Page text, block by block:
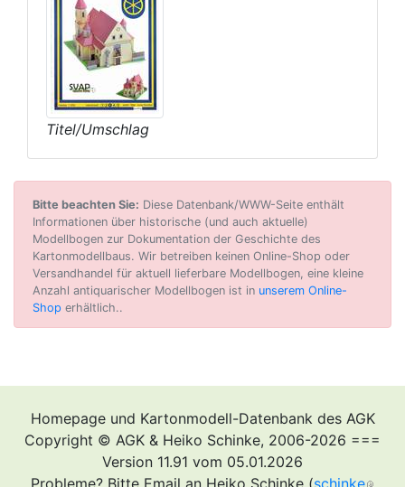
Titel/Umschlag
Bitte beachten Sie: Diese Datenbank/WWW-Seite enthält
Informationen über historische (und auch aktuelle)
Modellbogen zur Dokumentation der Geschichte des
Kartonmodellbaus. Wir betreiben keinen Online-Shop oder
Versandhandel für aktuell lieferbare Modellbogen, eine kleine
Anzahl antiquarischer Modellbogen ist in unserem Online-
Shop erhältlich..
Homepage und Kartonmodell-Datenbank des AGK
Copyright © AGK & Heiko Schinke, 2006-2026 ===
Version 11.91 vom 05.01.2026
Probleme? Bitte Email an Heiko Schinke (schinke